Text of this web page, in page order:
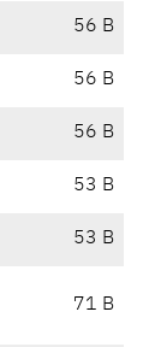
56 B
56 B
56 B
53 B
53 B
71 B